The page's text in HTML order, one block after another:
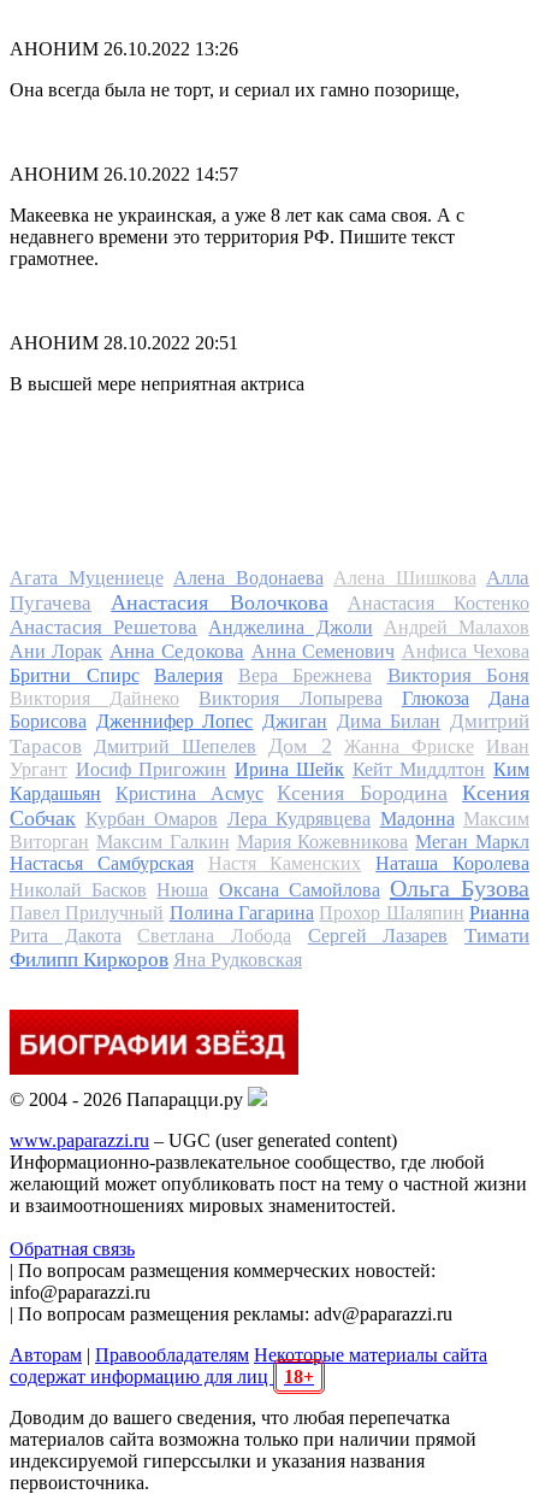
АНОНИМ 26.10.2022 13:26
Она всегда была не торт, и сериал их гамно позорище,
АНОНИМ 26.10.2022 14:57
Макеевка не украинская, а уже 8 лет как сама своя. А с
недавнего времени это территория РФ. Пишите текст
грамотнее.
АНОНИМ 28.10.2022 20:51
В высшей мере неприятная актриса
Агата Муцениеце Алена Водонаева Алена Шишкова Алла
Пугачева
Анастасия Волочкова Анастасия Костенко
Анастасия Решетова Анджелина Джоли
Андрей Малахов
Ани Лорак Анна Седокова Анна Семенович Анфиса Чехова
Бритни Спирс
Валерия Вера Брежнева Виктория Боня
Виктория Дайнеко Виктория Лопырева Глюкоза
Дана
Борисова Дженнифер Лопес Джиган Дима Билан
Дмитрий
Тарасов
Дмитрий Шепелев Дом 2 Жанна Фриске
Иван
Ургант Иосиф Пригожин Ирина Шейк Кейт Миддлтон Ким
Кардашьян
Кристина Асмус Ксения Бородина
Ксения
Собчак Курбан Омаров Лера Кудрявцева Мадонна Максим
Виторган Максим Галкин Мария Кожевникова Меган Маркл
Настасья Самбурская
Настя Каменских
Наташа Королева
Николай Басков Нюша Оксана Самойлова Ольга Бузова
Павел Прилучный Полина Гагарина Прохор Шаляпин Рианна
Рита Дакота
Светлана Лобода Сергей Лазарев
Тимати
Филипп Киркоров Яна Рудковская
© 2004 - 2026 Папарацци.ру
www.paparazzi.ru – UGC (user generated content)
Информационно-развлекательное сообщество, где любой
желающий может опубликовать пост на тему о частной жизни
и взаимоотношениях мировых знаменитостей.
Обратная связь
| По вопросам размещения коммерческих новостей:
info@paparazzi.ru
| По вопросам размещения рекламы: adv@paparazzi.ru
Авторам | Правообладателям Некоторые материалы сайта
содержат информацию для лиц
18+
Доводим до вашего сведения, что любая перепечатка
материалов сайта возможна только при наличии прямой
индексируемой гиперссылки и указания названия
первоисточника.